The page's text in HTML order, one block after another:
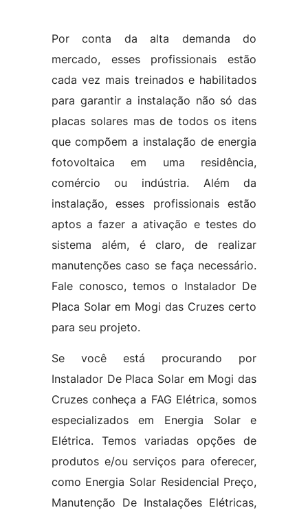
Por conta da alta demanda do
mercado, esses profissionais estão
cada vez mais treinados e habilitados
para garantir a instalação não só das
placas solares mas de todos os itens
que compõem a instalação de energia
fotovoltaica em uma residência,
comércio ou indústria. Além da
instalação, esses profissionais estão
aptos a fazer a ativação e testes do
sistema além, é claro, de realizar
manutenções caso se faça necessário.
Fale conosco, temos o Instalador De
Placa Solar em Mogi das Cruzes certo
para seu projeto.
Se você está procurando por
Instalador De Placa Solar em Mogi das
Cruzes conheça a FAG Elétrica, somos
especializados em Energia Solar e
Elétrica. Temos variadas opções de
produtos e/ou serviços para oferecer,
como Energia Solar Residencial Preço,
Manutenção De Instalações Elétricas,